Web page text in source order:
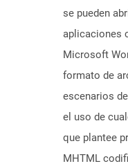
se pueden
aplicaciones
Microsoft
formato de
escenarios
el uso de
que plantee
MHTML